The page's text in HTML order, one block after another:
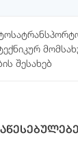
შესახებ